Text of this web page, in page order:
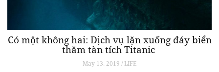
Có một không hai: Dịch vụ lặn xuống đáy biển
thăm tàn tích Titanic
May 13, 2019 / LIFE